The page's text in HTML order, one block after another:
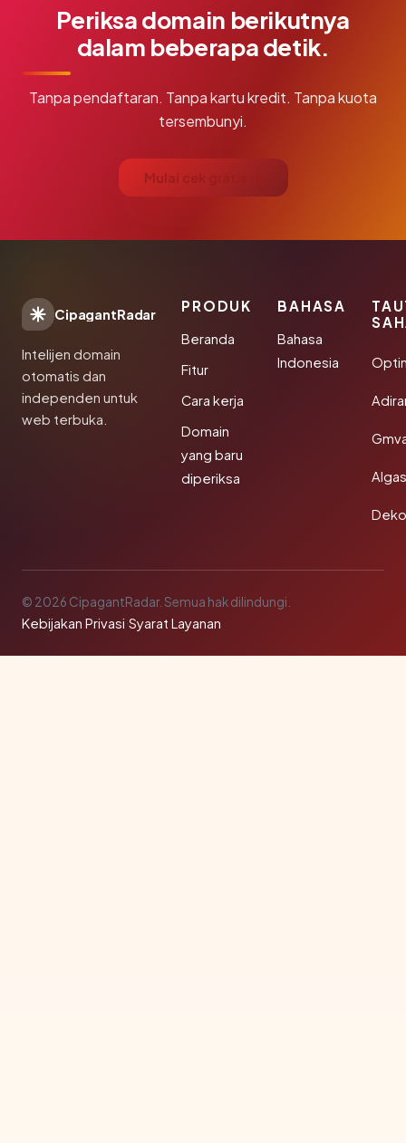
Periksa domain berikutnya
dalam beberapa detik.
Tanpa pendaftaran. Tanpa kartu kredit. Tanpa kuota
tersembunyi.
Mulai cek gratis →
CipagantRadar
Intelijen domain
otomatis dan
independen untuk
web terbuka.
PRODUK
Beranda
Fitur
Cara kerja
Domain
yang baru
diperiksa
BAHASA
Bahasa
Indonesia
© 2026 CipagantRadar. Semua hak dilindungi.
Kebijakan Privasi·Syarat Layanan